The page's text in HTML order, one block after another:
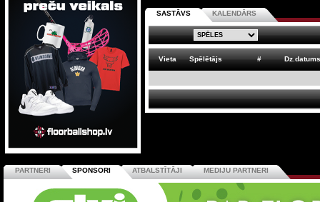
SASTĀVS KALENDĀRS
Vieta Spēlētājs # Dz.datums
PARTNERI SPONSORI ATBALSTĪTĀJI MEDIJU PARTNERI